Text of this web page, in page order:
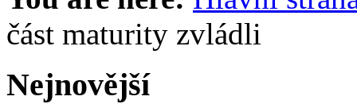
část maturity zvládli
Nejnovější